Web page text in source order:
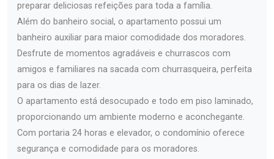
preparar deliciosas refeições para toda a família.
Além do banheiro social, o apartamento possui um
banheiro auxiliar para maior comodidade dos moradores.
Desfrute de momentos agradáveis e churrascos com
amigos e familiares na sacada com churrasqueira, perfeita
para os dias de lazer.
O apartamento está desocupado e todo em piso laminado,
proporcionando um ambiente moderno e aconchegante.
Com portaria 24 horas e elevador, o condomínio oferece
segurança e comodidade para os moradores.